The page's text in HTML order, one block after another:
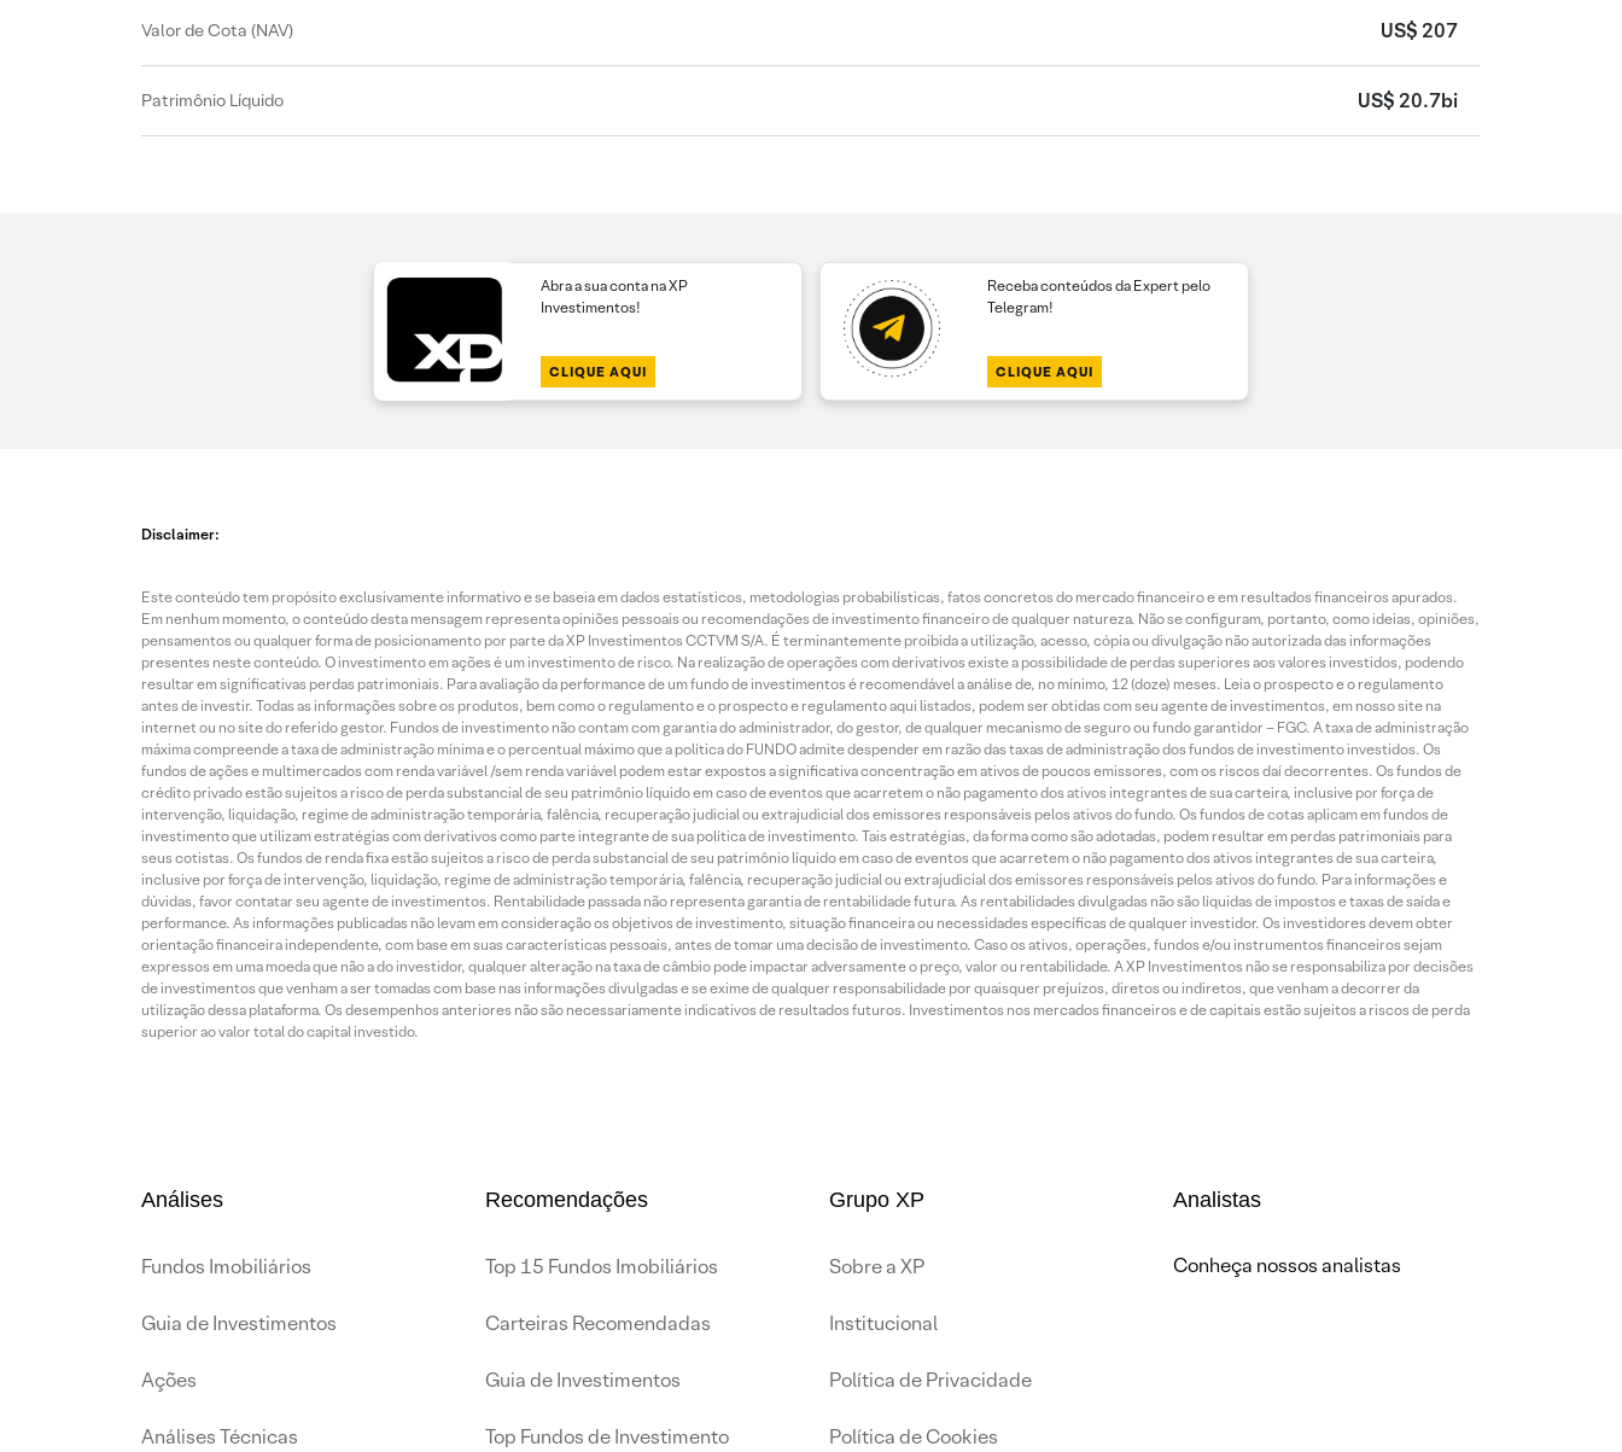
Valor de Cota (NAV) US$ 207
Patrimônio Líquido US$ 20.7bi
Abra a sua conta na XP
Investimentos!
CLIQUE AQUI
Receba conteúdos da Expert pelo
Telegram!
CLIQUE AQUI
Disclaimer:
Este conteúdo tem propósito exclusivamente informativo e se baseia em dados estatísticos, metodologias probabilísticas, fatos concretos do mercado financeiro e em resultados financeiros apurados.
Em nenhum momento, o conteúdo desta mensagem representa opiniões pessoais ou recomendações de investimento financeiro de qualquer natureza. Não se configuram, portanto, como ideias, opiniões,
pensamentos ou qualquer forma de posicionamento por parte da XP Investimentos CCTVM S/A. É terminantemente proibida a utilização, acesso, cópia ou divulgação não autorizada das informações
presentes neste conteúdo. O investimento em ações é um investimento de risco. Na realização de operações com derivativos existe a possibilidade de perdas superiores aos valores investidos, podendo
resultar em significativas perdas patrimoniais. Para avaliação da performance de um fundo de investimentos é recomendável a análise de, no mínimo, 12 (doze) meses. Leia o prospecto e o regulamento
antes de investir. Todas as informações sobre os produtos, bem como o regulamento e o prospecto e regulamento aqui listados, podem ser obtidas com seu agente de investimentos, em nosso site na
internet ou no site do referido gestor. Fundos de investimento não contam com garantia do administrador, do gestor, de qualquer mecanismo de seguro ou fundo garantidor – FGC. A taxa de administração
máxima compreende a taxa de administração mínima e o percentual máximo que a política do FUNDO admite despender em razão das taxas de administração dos fundos de investimento investidos. Os
fundos de ações e multimercados com renda variável /sem renda variável podem estar expostos a significativa concentração em ativos de poucos emissores, com os riscos daí decorrentes. Os fundos de
crédito privado estão sujeitos a risco de perda substancial de seu patrimônio líquido em caso de eventos que acarretem o não pagamento dos ativos integrantes de sua carteira, inclusive por força de
intervenção, liquidação, regime de administração temporária, falência, recuperação judicial ou extrajudicial dos emissores responsáveis pelos ativos do fundo. Os fundos de cotas aplicam em fundos de
investimento que utilizam estratégias com derivativos como parte integrante de sua política de investimento. Tais estratégias, da forma como são adotadas, podem resultar em perdas patrimoniais para
seus cotistas. Os fundos de renda fixa estão sujeitos a risco de perda substancial de seu patrimônio líquido em caso de eventos que acarretem o não pagamento dos ativos integrantes de sua carteira,
inclusive por força de intervenção, liquidação, regime de administração temporária, falência, recuperação judicial ou extrajudicial dos emissores responsáveis pelos ativos do fundo. Para informações e
dúvidas, favor contatar seu agente de investimentos. Rentabilidade passada não representa garantia de rentabilidade futura. As rentabilidades divulgadas não são líquidas de impostos e taxas de saída e
performance. As informações publicadas não levam em consideração os objetivos de investimento, situação financeira ou necessidades específicas de qualquer investidor. Os investidores devem obter
orientação financeira independente, com base em suas características pessoais, antes de tomar uma decisão de investimento. Caso os ativos, operações, fundos e/ou instrumentos financeiros sejam
expressos em uma moeda que não a do investidor, qualquer alteração na taxa de câmbio pode impactar adversamente o preço, valor ou rentabilidade. A XP Investimentos não se responsabiliza por decisões
de investimentos que venham a ser tomadas com base nas informações divulgadas e se exime de qualquer responsabilidade por quaisquer prejuízos, diretos ou indiretos, que venham a decorrer da
utilização dessa plataforma. Os desempenhos anteriores não são necessariamente indicativos de resultados futuros. Investimentos nos mercados financeiros e de capitais estão sujeitos a riscos de perda
superior ao valor total do capital investido.
Análises
Fundos Imobiliários
Guia de Investimentos
Ações
Análises Técnicas
Recomendações
Top 15 Fundos Imobiliários
Carteiras Recomendadas
Guia de Investimentos
Top Fundos de Investimento
Grupo XP
Sobre a XP
Institucional
Política de Privacidade
Política de Cookies
Analistas
Conheça nossos analistas